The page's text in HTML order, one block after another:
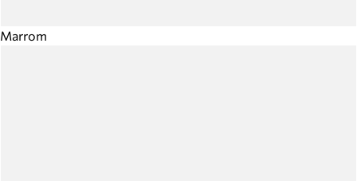
Marrom